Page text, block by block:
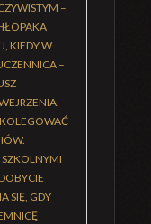
–
KIEDY W
–
SZKOLNYMI
SIĘ, GDY